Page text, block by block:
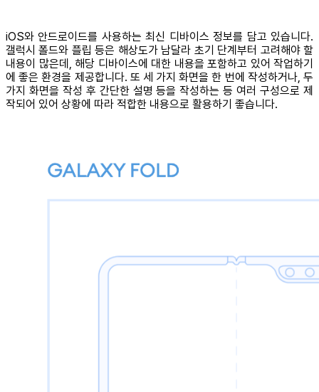
iOS와 안드로이드를 사용하는 최신 디바이스 정보를 담고 있습니다.
갤럭시 폴드와 플립 등은 해상도가 남달라 초기 단계부터 고려해야 할
내용이 많은데, 해당 디바이스에 대한 내용을 포함하고 있어 작업하기
에 좋은 환경을 제공합니다. 또 세 가지 화면을 한 번에 작성하거나, 두
가지 화면을 작성 후 간단한 설명 등을 작성하는 등 여러 구성으로 제
작되어 있어 상황에 따라 적합한 내용으로 활용하기 좋습니다.